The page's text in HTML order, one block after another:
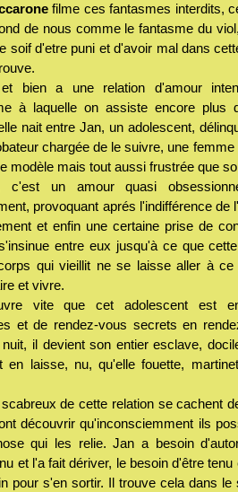
filme ces fantasmes interdits,
de nous comme le fantasme du
soif d'etre puni et d'avoir mal dans
bien a une relation d'amour
à laquelle on assiste encore plus
nait entre Jan, un adolescent,
chargée de le suivre, une
modèle mais tout aussi frustrée que
c'est un amour quasi
provoquant aprés l'indifférence de
et enfin une certaine prise de
entre eux jusqu'à ce que
qui vieillit ne se laisse aller à ce
et vivre.
vite que cet adolescent est
et de rendez-vous secrets en
il devient son entier esclave,
en laisse, nu, qu'elle fouette,
de cette relation se cachent
découvrir qu'inconsciemment ils
qui les relie. Jan a besoin
et l'a fait dériver, le besoin d'être
pour s'en sortir. Il trouve cela dans